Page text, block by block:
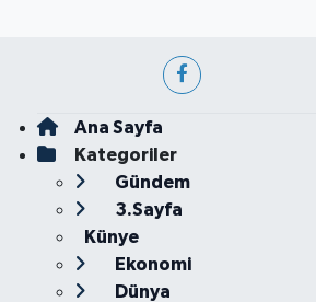
Ana Sayfa
Kategoriler
Gündem
3.Sayfa
Künye
Ekonomi
Dünya